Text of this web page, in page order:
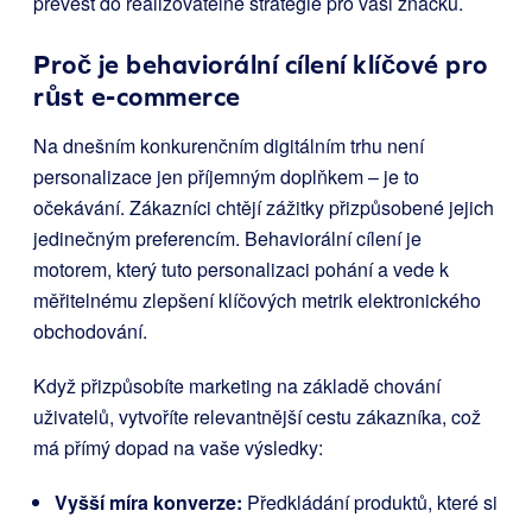
Proč je behaviorální cílení klíčové pro
růst e-commerce
Na dnešním konkurenčním digitálním trhu není
personalizace jen příjemným doplňkem – je to
očekávání. Zákazníci chtějí zážitky přizpůsobené jejich
jedinečným preferencím. Behaviorální cílení je
motorem, který tuto personalizaci pohání a vede k
měřitelnému zlepšení klíčových metrik elektronického
obchodování.
Když přizpůsobíte marketing na základě chování
uživatelů, vytvoříte relevantnější cestu zákazníka, což
má přímý dopad na vaše výsledky:
Vyšší míra konverze: Předkládání produktů, které si